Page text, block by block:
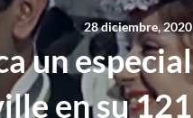
28 diciembre, 2020
un especial
en su 121